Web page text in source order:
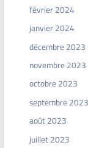
février 2024
janvier 2024
décembre 2023
novembre 2023
octobre 2023
septembre 2023
août 2023
juillet 2023